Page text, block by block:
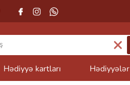
Hədiyyə kartları Hədiyyələr